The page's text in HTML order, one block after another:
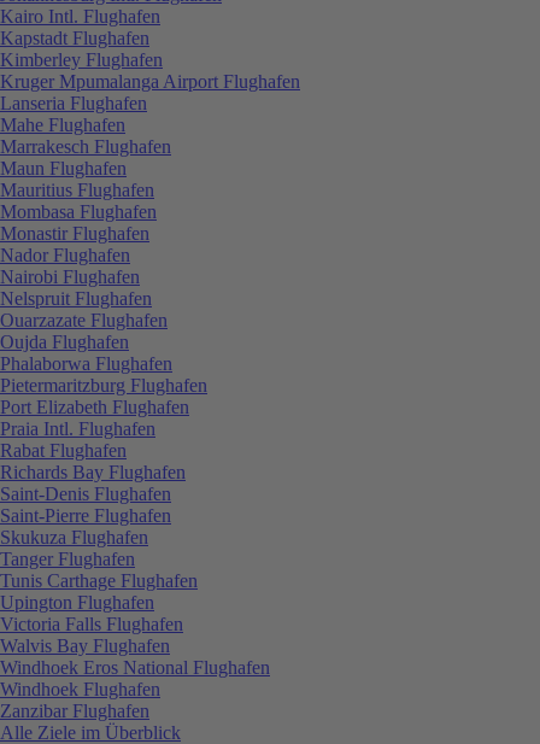
Kairo Intl. Flughafen
Kapstadt Flughafen
Kimberley Flughafen
Kruger Mpumalanga Airport Flughafen
Lanseria Flughafen
Mahe Flughafen
Marrakesch Flughafen
Maun Flughafen
Mauritius Flughafen
Mombasa Flughafen
Monastir Flughafen
Nador Flughafen
Nairobi Flughafen
Nelspruit Flughafen
Ouarzazate Flughafen
Oujda Flughafen
Phalaborwa Flughafen
Pietermaritzburg Flughafen
Port Elizabeth Flughafen
Praia Intl. Flughafen
Rabat Flughafen
Richards Bay Flughafen
Saint-Denis Flughafen
Saint-Pierre Flughafen
Skukuza Flughafen
Tanger Flughafen
Tunis Carthage Flughafen
Upington Flughafen
Victoria Falls Flughafen
Walvis Bay Flughafen
Windhoek Eros National Flughafen
Windhoek Flughafen
Zanzibar Flughafen
Alle Ziele im Überblick